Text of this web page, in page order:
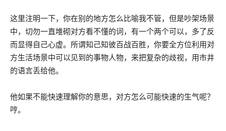
这里注明一下，你在别的地方怎么比喻我不管，但是吵架场景
中，切勿一直堆砌对方看不懂的词，有一个两个可以，多了反
而显得自己心虚。所谓知己知彼百战百胜，你要全方位利用对
方生活场景中可以见到的事物人物，来把复杂的歧视，用市井
的语言丢给他。
他如果不能快速理解你的意思，对方怎么可能快速的生气呢？
哼。